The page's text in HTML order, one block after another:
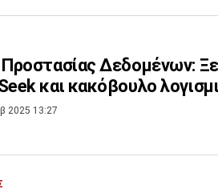
Δεδομένων:
και κακόβουλο
2025 13:27